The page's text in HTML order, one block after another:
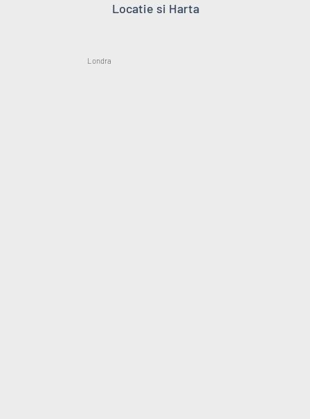
Locatie si Harta
Londra